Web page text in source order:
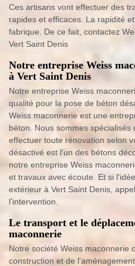
Ces artisans vont effectuer des
rapides et efficaces. La rapidité
fabrique. De ce fait, contactez
Vert Saint Denis
Notre entreprise Weiss
à Vert Saint Denis
Notre entreprise Weiss
qualité pour la pose de béton
Weiss maconnerie est une
béton. Nous sommes
effectuer toute rénovation selon
désactivé est l'un des bétons
notre entreprise Weiss
et travaux avec écoute. Et si
extérieur à Vert Saint Denis,
l'intervention.
Le transport et le
maconnerie
Notre société Weiss maconnerie
construction et de